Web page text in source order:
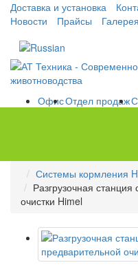
Доставка и установка
Новости
Прайсы Галерея
ОфисОтдел продаж
Системы кормления
Разгрузочная
очистки Himel